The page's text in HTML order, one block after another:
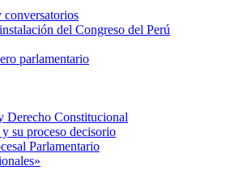
conversatorios
del Congreso del Perú
parlamentario
Derecho Constitucional
su proceso decisorio
Parlamentario